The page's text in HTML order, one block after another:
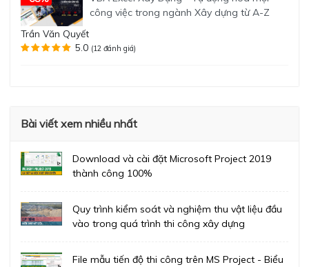
công việc trong ngành Xây dựng từ A-Z
Trần Văn Quyết
5.0 (12 đánh giá)
Bài viết xem nhiều nhất
Download và cài đặt Microsoft Project 2019
thành công 100%
Quy trình kiểm soát và nghiệm thu vật liệu đầu
vào trong quá trình thi công xây dựng
File mẫu tiến độ thi công trên MS Project - Biểu